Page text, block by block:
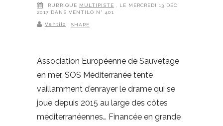
RUBRIQUE MULTIPISTE , LE MERCREDI 13 DÉC
2017 DANS VENTILO N° 401
Ventilo SHARE
Association Européenne de Sauvetage
en mer, SOS Méditerranée tente
vaillamment d’enrayer le drame qui se
joue depuis 2015 au large des côtes
méditerranéennes… Financée en grande